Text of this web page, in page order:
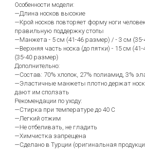
Особенности модели:
—Длина носков высокие
—Крой носков повторяет форму ноги
правильную поддержку стопы
—Манжета - 5 см (41-46 размер) / - 3 см
—Верхняя часть носка (до пятки) - 15 см
(35-40 размер)
Дополнительно:
—Состав: 70% хлопок, 27% полиамид, 3%
—Эластичные манжеты плотно держат
дают им сползать
Рекомендации по уходу:
—Стирка при температуре до 40 С
—Легкий отжим
—Не отбеливать, не гладить
—Химчистка запрещена
—Сделано в Турции (оригинальная